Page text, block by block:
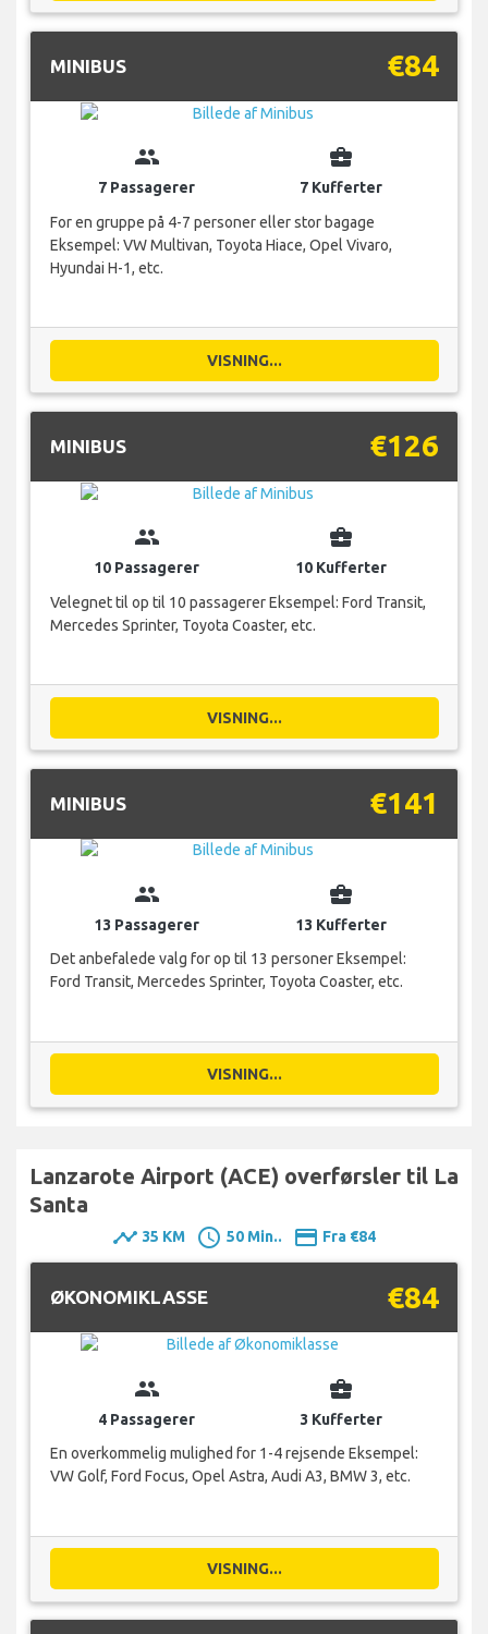
MINIBUS €84
group
7 Passagerer
business_center
7 Kufferter
For en gruppe på 4-7 personer eller stor bagage
Eksempel: VW Multivan, Toyota Hiace, Opel Vivaro,
Hyundai H-1, etc.
VISNING...
MINIBUS €126
group
10 Passagerer
business_center
10 Kufferter
Velegnet til op til 10 passagerer Eksempel: Ford Transit,
Mercedes Sprinter, Toyota Coaster, etc.
VISNING...
MINIBUS €141
group
13 Passagerer
business_center
13 Kufferter
Det anbefalede valg for op til 13 personer Eksempel:
Ford Transit, Mercedes Sprinter, Toyota Coaster, etc.
VISNING...
Lanzarote Airport (ACE) overførsler til La
Santa
timeline 35 KM schedule 50 Min.. payment Fra €84
ØKONOMIKLASSE €84
group
4 Passagerer
business_center
3 Kufferter
En overkommelig mulighed for 1-4 rejsende Eksempel:
VW Golf, Ford Focus, Opel Astra, Audi A3, BMW 3, etc.
VISNING...